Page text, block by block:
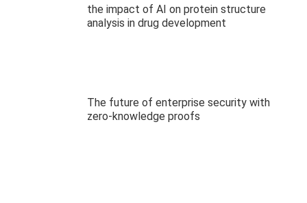
the impact of AI on protein structure
analysis in drug development
The future of enterprise security with
zero-knowledge proofs